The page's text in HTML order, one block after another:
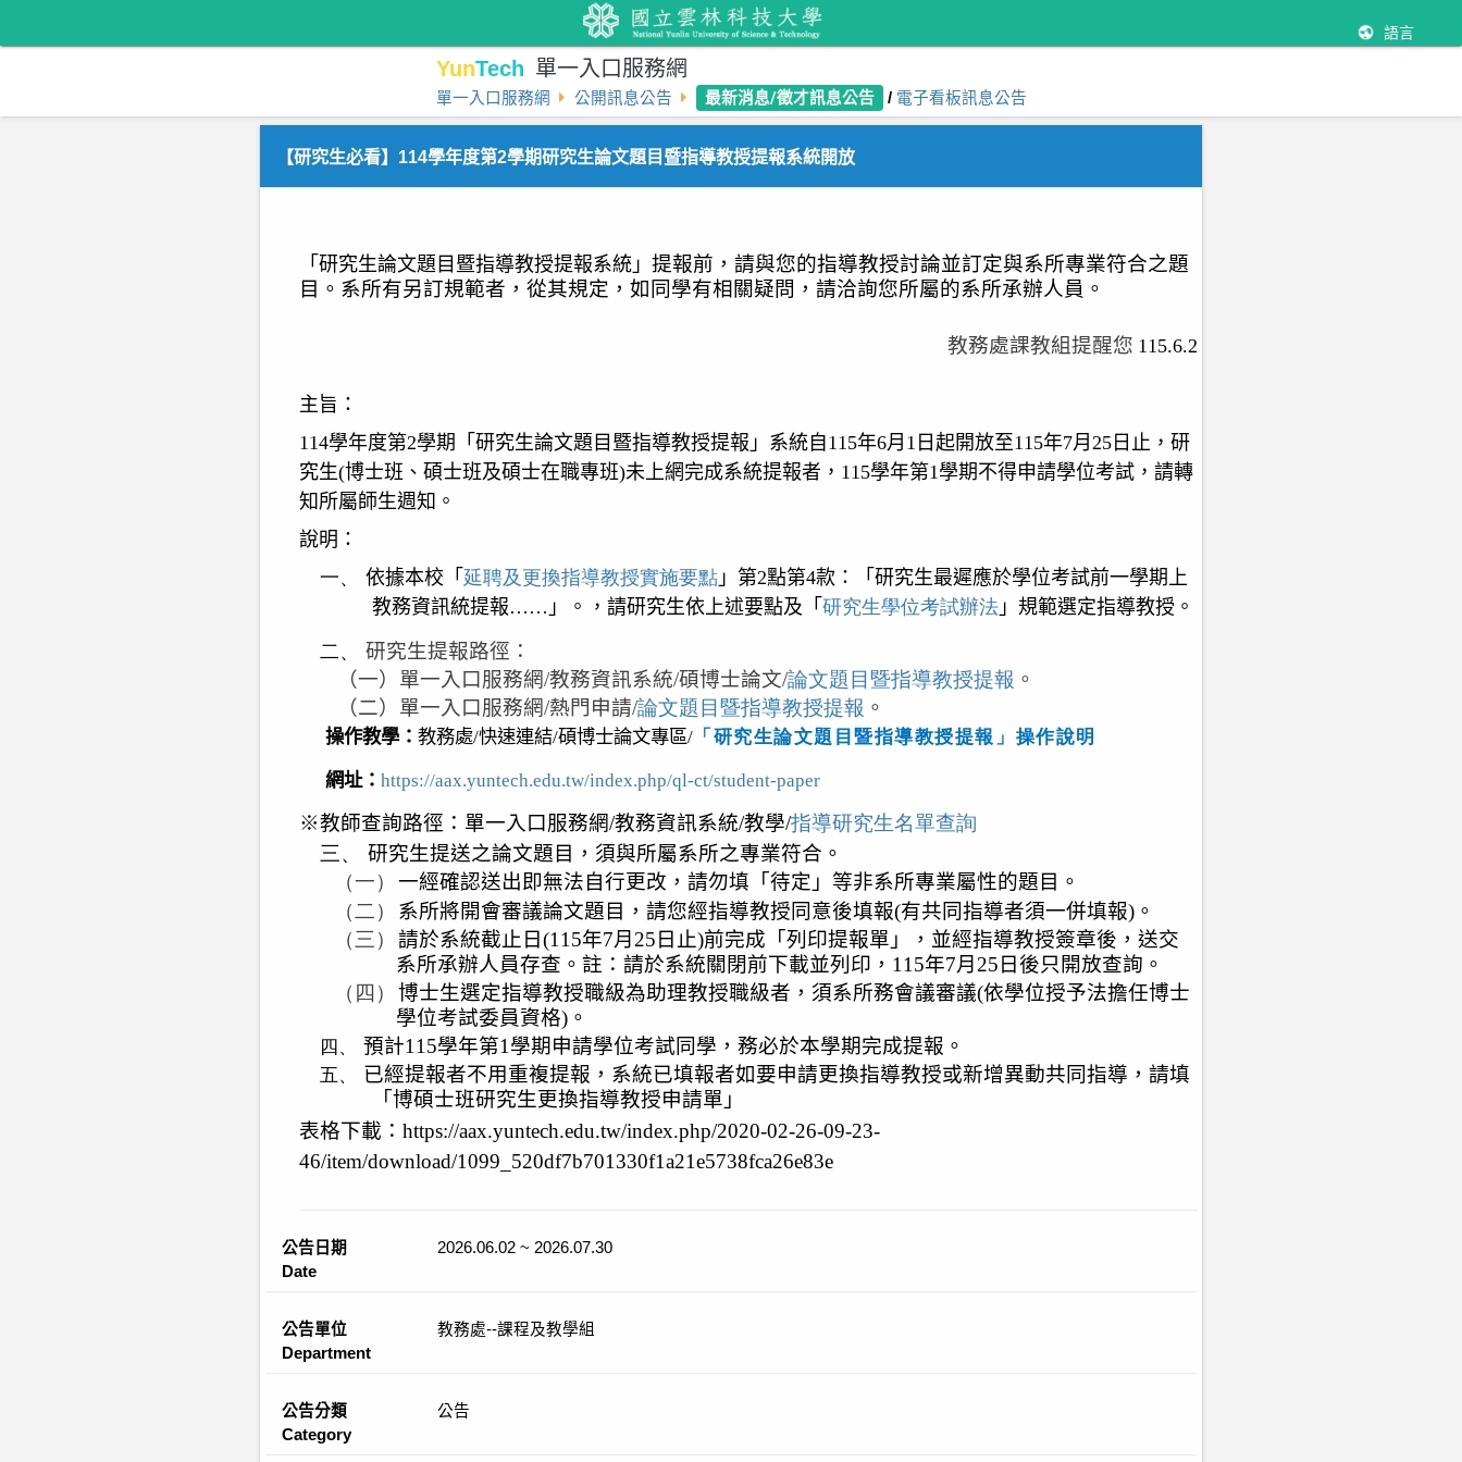
語言
YunTech 單一入口服務網
單一入口服務網 公開訊息公告 最新消息/徵才訊息公告 / 電子看板訊息公告
【研究生必看】114學年度第2學期研究生論文題目暨指導教授提報系統開放
「研究生論文題目暨指導教授提報系統」 提報前，請與您的指導教授討論並訂定與系所專業符合之題
目。系所有另訂規範者，從其規定，如同學有相關疑問，請洽詢您所屬的系所承辦人員。
教務處課教組提醒您 115.6.2
主旨：
114學年度第2學期「研究生論文題目暨指導教授提報」系統自115年6月 1 日起開放至115年7月 25 日止，研
究生(博士班、碩士班及碩士在職專班)未上網完成系統提報者， 115學年第1 學期不得申請學位考試，請轉
知所屬師生週知。
說明：
一、
依據本校「 延聘及更換指導教授實施要點」第2點第4款：「研究生最遲應於學位考試前一學期上
教務資訊統提報……」。
，請研究生依上述要點及「 研究生學位考試辦法」規範選定指導教授。
二、
研究生提報路徑：
（一）單一入口服務網/教務資訊系統/碩博士論文/論文題目暨指導教授提報 。
（二）單一入口服務網/熱門申請/論文題目暨指導教授提報 。
操作教學： 教務處/快速連結/碩博士論文專區/ 「研究生論文題目暨指導教授提報」操作說明
網址： https://aax.yuntech.edu.tw/index.php/ql-ct/student-paper
※教師查詢路徑：單一入口服務網/教務資訊系統/教學/指導研究生名單查詢
三、
研究生提送之論文題目，須與所屬系所之專業符合。
（一） 一經確認送出即無法自行更改，請勿填「待定」等非系所專業屬性的題目。
（二）
系所將開會審議論文題目，請您經指導教授同意後填報(有共同指導者須一併填報) 。
（三） 請於系統截止日(115年7月 25日止)前完成「列印提報單」，並經指導教授簽章後，送交
系所承辦人員存查。註：請於系統關閉前下載並列印， 115年7月 25日後只開放查詢 。
（四） 博士生選定指導教授職級為助理教授職級者，須系所務會議審議(依學位授予法擔任博士
學位考試委員資格) 。
四、 預計115學年第1 學期申請學位考試同學，務必於本學期完成提報。
五、
已經提報者不用重複提報，系統已填報者如要申請更換指導教授或新增異動共同指導，請填
「博碩士班研究生更換指導教授申請單」
表格下載： https://aax.yuntech.edu.tw/index.php/2020-02-26-09-23-
46/item/download/1099_520df7b701330f1a21e5738fca26e83e
公告日期
Date
2026.06.02 ~ 2026.07.30
公告單位
Department
教務處--課程及教學組
公告分類
Category
公告